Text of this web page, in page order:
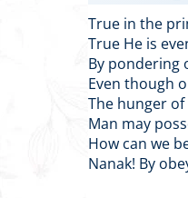
True in the
True He is
By pondering
Even though
The hunger
Man may
How can we
Nanak! By